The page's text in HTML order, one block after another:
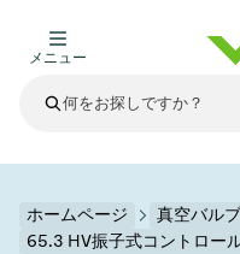
メニュー
ホームページ 真空バルブ
65.3 HV振子式コントロー